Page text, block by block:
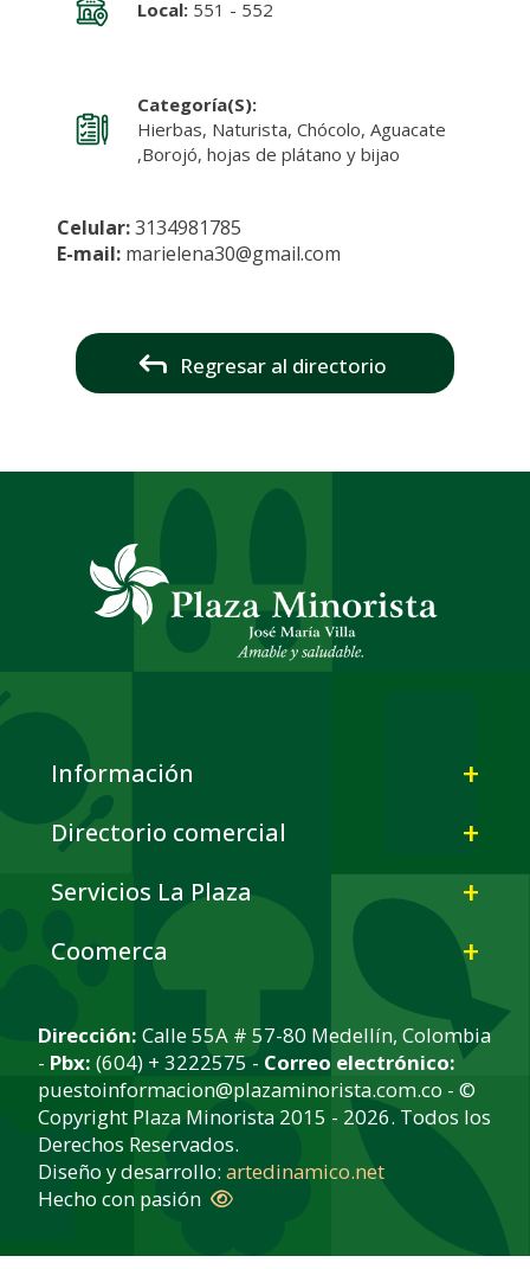
Local:551 - 552
Categoría(s):
Hierbas, Naturista, Chócolo, Aguacate
,Borojó, hojas de plátano y bijao
Celular:3134981785
E-mail: marielena30@gmail.com
Regresar al directorio
Información
Directorio comercial
Servicios La Plaza
Coomerca
Dirección: Calle 55A # 57-80 Medellín, Colombia
- Pbx: (604) + 3222575 - Correo electrónico:
puestoinformacion@plazaminorista.com.co - ©
Copyright Plaza Minorista 2015 - 2026. Todos los
Derechos Reservados.
Diseño y desarrollo:artedinamico.net
Hecho con pasión